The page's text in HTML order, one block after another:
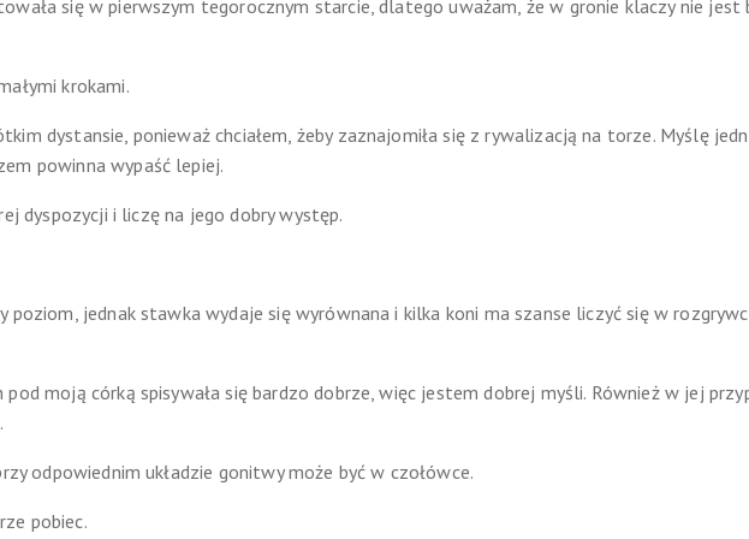
się w pierwszym tegorocznym starcie, dlatego uważam, że w gronie klaczy nie jest
krokami.
dystansie, ponieważ chciałem, żeby zaznajomiła się z rywalizacją na torze. Myślę
powinna wypaść lepiej.
dyspozycji i liczę na jego dobry występ.
jednak stawka wydaje się wyrównana i kilka koni ma szanse liczyć się w
moją córką spisywała się bardzo dobrze, więc jestem dobrej myśli. Również w jej
odpowiednim układzie gonitwy może być w czołówce.
pobiec.